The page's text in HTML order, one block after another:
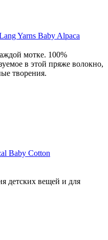
Yarns Baby Alpaca
мотке. 100%
в этой пряже волокно,
творения.
Baby Cotton
детских вещей и для